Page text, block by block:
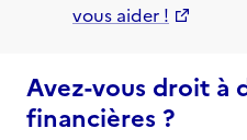
vous aider !
Avez-vous droit à
financières ?